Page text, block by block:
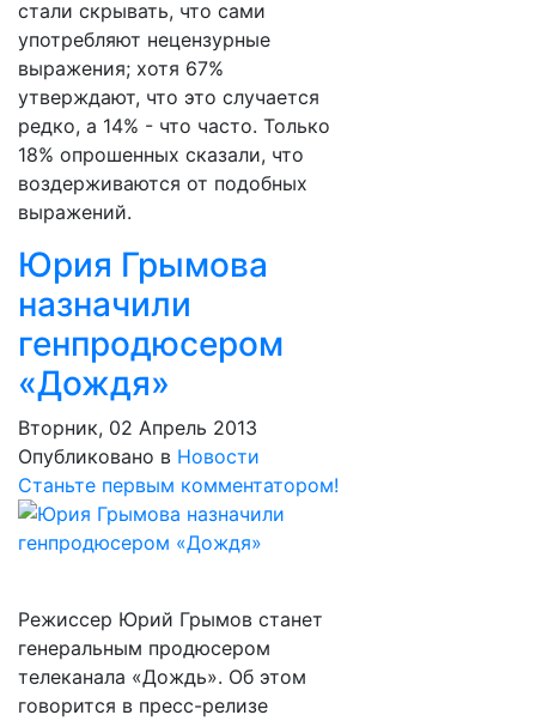
стали скрывать, что сами
употребляют нецензурные
выражения; хотя 67%
утверждают, что это случается
редко, а 14% - что часто. Только
18% опрошенных сказали, что
воздерживаются от подобных
выражений.
Юрия Грымова
назначили
генпродюсером
«Дождя»
Вторник, 02 Апрель 2013
Опубликовано в Новости
Станьте первым комментатором!
Режиссер Юрий Грымов станет
генеральным продюсером
телеканала «Дождь». Об этом
говорится в пресс-релизе